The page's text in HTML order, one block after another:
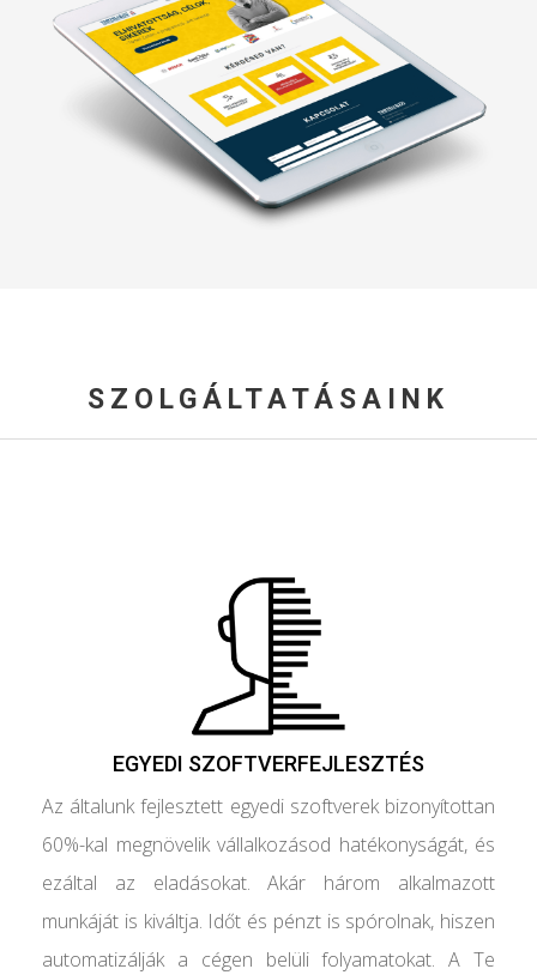
SZOLGÁLTATÁSAINK
EGYEDI SZOFTVERFEJLESZTÉS
Az általunk fejlesztett egyedi szoftverek bizonyítottan
60%-kal megnövelik vállalkozásod hatékonyságát, és
ezáltal az eladásokat. Akár három alkalmazott
munkáját is kiváltja. Időt és pénzt is spórolnak, hiszen
automatizálják a cégen belüli folyamatokat. A Te